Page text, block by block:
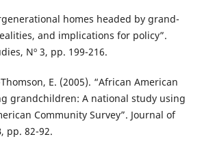
homes headed by grand-
and implications for policy”.
Nº 3, pp. 199-216.
E. (2005). “African American
grandchildren: A national study using
Community Survey”. Journal of
pp. 82-92.